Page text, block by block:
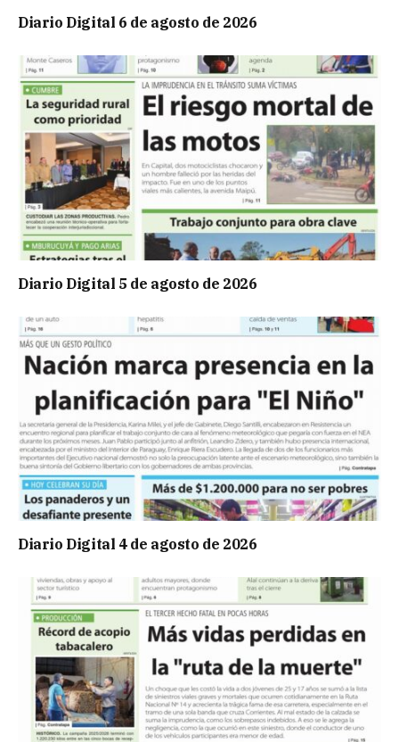
Diario Digital 6 de agosto de 2026
Diario Digital 5 de agosto de 2026
Diario Digital 4 de agosto de 2026